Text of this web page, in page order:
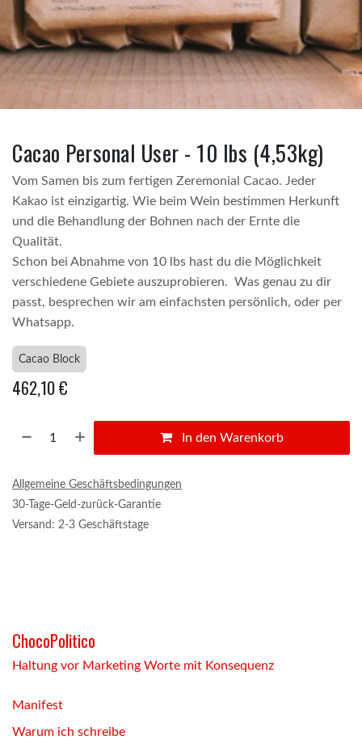
Cacao Personal User - 10 lbs (4,53kg)
Vom Samen bis zum fertigen Zeremonial Cacao. Jeder
Kakao ist einzigartig. Wie beim Wein bestimmen Herkunft
und die Behandlung der Bohnen nach der Ernte die
Qualität.
Schon bei Abnahme von 10 lbs hast du die Möglichkeit
verschiedene Gebiete auszuprobieren. Was genau zu dir
passt, besprechen wir am einfachsten persönlich, oder per
Whatsapp.
Cacao Block
462,10€
In den Warenkorb
Allgemeine Geschäftsbedingungen
30-Tage-Geld-zurück-Garantie
Versand: 2-3 Geschäftstage
ChocoPolitico
Haltung vor Marketing Worte mit Konsequenz
Manifest
Warum ich schreibe